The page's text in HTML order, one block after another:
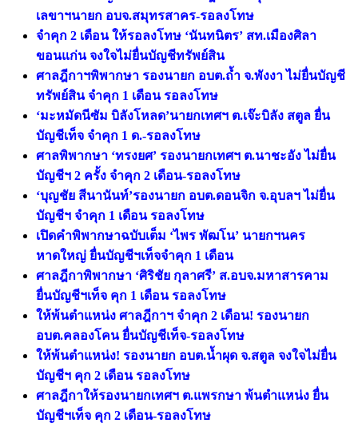
เลขาฯนายก อบจ.สมุทรสาคร-รอลงโทษ
จำคุก 2 เดือน ให้รอลงโทษ ‘นันทนิตร’ สท.เมืองศิลา
ขอนแก่น จงใจไม่ยื่นบัญชีทรัพย์สิน
ศาลฎีกาฯพิพากษา รองนายก อบต.ถ้ำ จ.พังงา ไม่ยื่นบัญชี
ทรัพย์สิน จำคุก 1 เดือน รอลงโทษ
‘มะหมัดนีซัม บิลังโหลด’นายกเทศฯ ต.เจ๊ะบิลัง สตูล ยื่น
บัญชีเท็จ จำคุก 1 ด.-รอลงโทษ
ศาลพิพากษา ‘ทรงยศ’ รองนายกเทศฯ ต.นาชะอัง ไม่ยื่น
บัญชีฯ 2 ครั้ง จำคุก 2 เดือน-รอลงโทษ
‘บุญชัย สีนานันท์’รองนายก อบต.ดอนจิก จ.อุบลฯ ไม่ยื่น
บัญชีฯ จำคุก 1 เดือน รอลงโทษ
เปิดคำพิพากษาฉบับเต็ม ‘ไพร พัฒโน’ นายกฯนคร
หาดใหญ่ ยื่นบัญชีฯเท็จจำคุก 1 เดือน
ศาลฎีกาพิพากษา ‘ศิริชัย กุลาศรี’ ส.อบจ.มหาสารคาม
ยื่นบัญชีฯเท็จ คุก 1 เดือน รอลงโทษ
ให้พ้นตำแหน่ง ศาลฎีกาฯ จำคุก 2 เดือน! รองนายก
อบต.คลองโคน ยื่นบัญชีเท็จ-รอลงโทษ
ให้พ้นตำแหน่ง! รองนายก อบต.น้ำผุด จ.สตูล จงใจไม่ยื่น
บัญชีฯ คุก 2 เดือน รอลงโทษ
ศาลฎีกาให้รองนายกเทศฯ ต.แพรกษา พ้นตำแหน่ง ยื่น
บัญชีฯเท็จ คุก 2 เดือน-รอลงโทษ